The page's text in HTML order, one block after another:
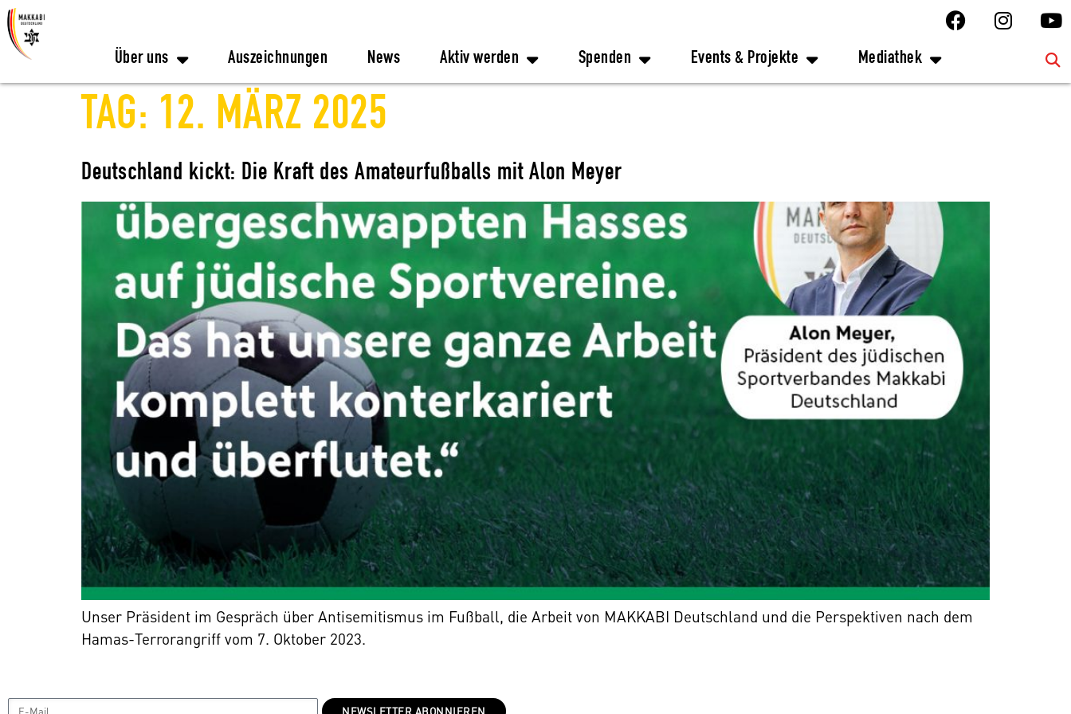
Über uns Auszeichnungen News Aktiv werden Spenden Events & Projekte Mediathek
TAG: 12. MÄRZ 2025
Deutschland kickt: Die Kraft des Amateurfußballs mit Alon Meyer
Unser Präsident im Gespräch über Antisemitismus im Fußball, die Arbeit von MAKKABI Deutschland und die Perspektiven nach dem
Hamas-Terrorangriff vom 7. Oktober 2023.